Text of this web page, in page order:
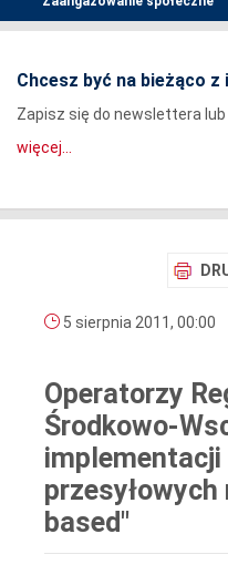
Chcesz być na bieżąco
Zapisz się do newslettera lub
więcej...
5 sierpnia 2011, 00:00
Operatorzy
Środkowo-
based"